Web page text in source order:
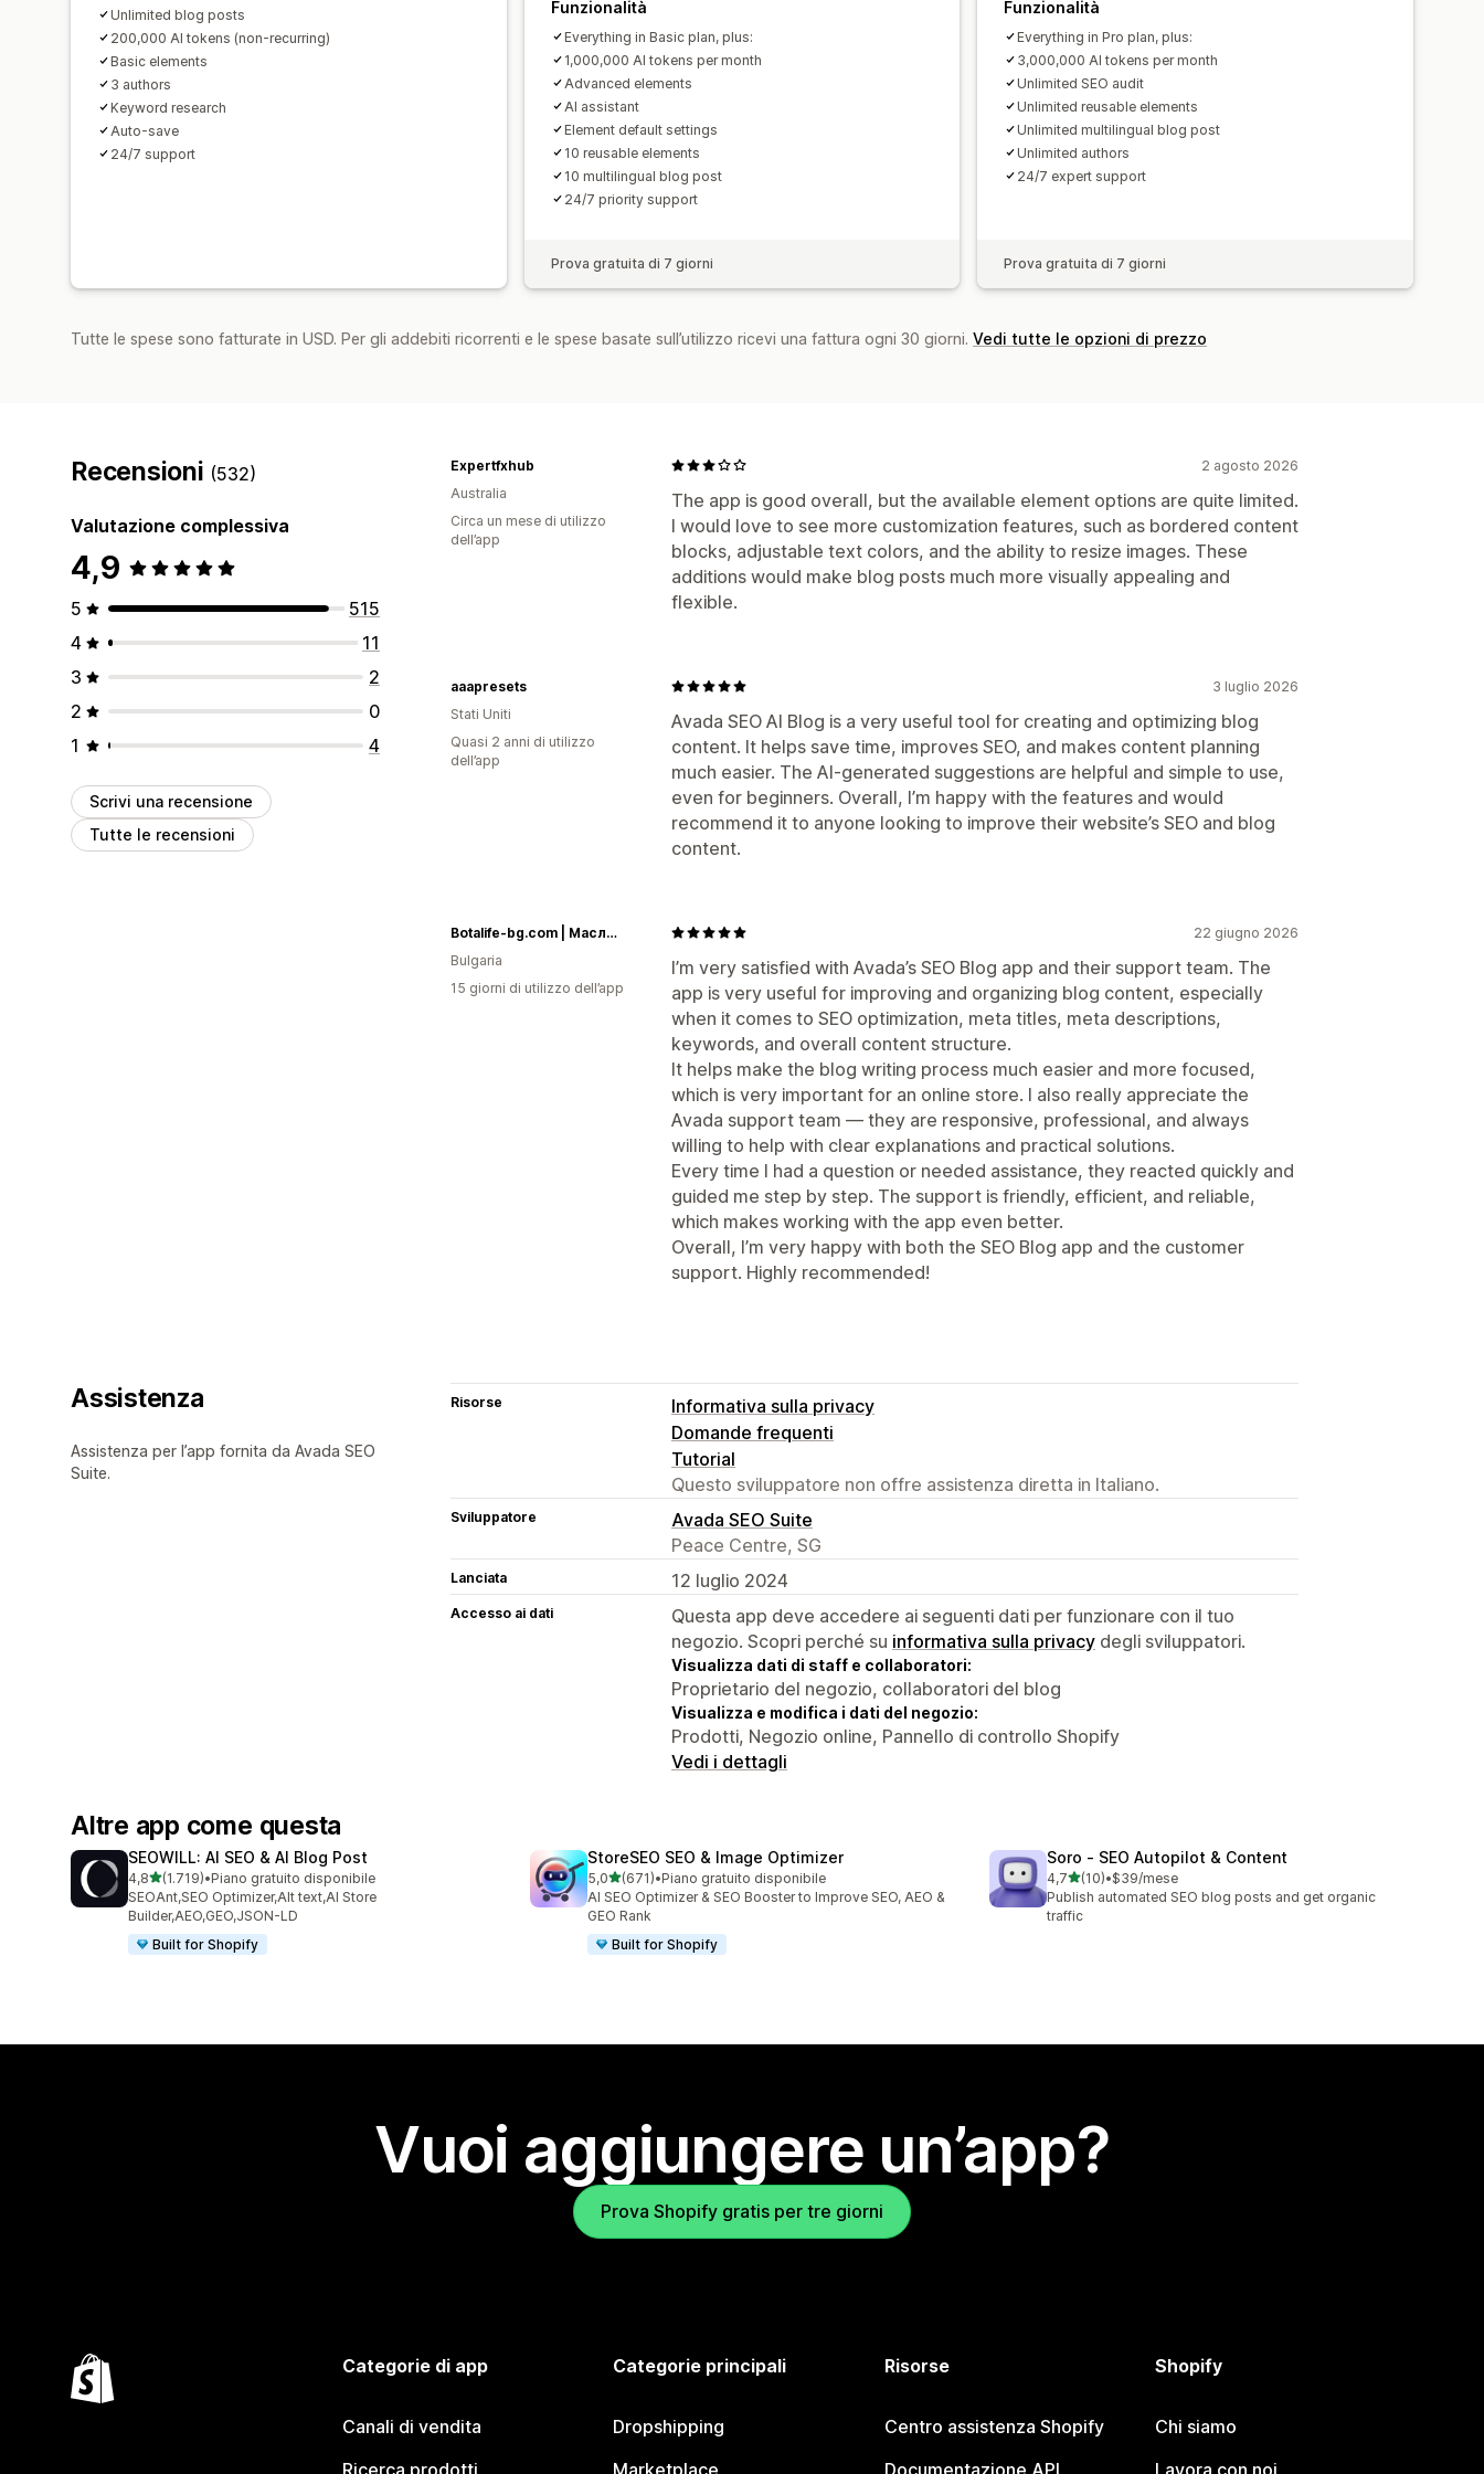
Unlimited blog posts
200,000 AI tokens (non-recurring)
Basic elements
3 authors
Keyword research
Auto-save
24/7 support
Funzionalità
Everything in Basic plan, plus:
1,000,000 AI tokens per month
Advanced elements
AI assistant
Element default settings
10 reusable elements
10 multilingual blog post
24/7 priority support
Prova gratuita di 7 giorni
Funzionalità
Everything in Pro plan, plus:
3,000,000 AI tokens per month
Unlimited SEO audit
Unlimited reusable elements
Unlimited multilingual blog post
Unlimited authors
24/7 expert support
Prova gratuita di 7 giorni
Tutte le spese sono fatturate in USD. Per gli addebiti ricorrenti e le spese basate sull’utilizzo ricevi una fattura ogni 30 giorni. Vedi tutte le opzioni di prezzo
Recensioni (532)
Valutazione complessiva
4,9
5
515
4
11
3
2
2
0
1
4
Scrivi una recensione
Tutte le recensioni
2 agosto 2026
The app is good overall, but the available element options are quite limited.
I would love to see more customization features, such as bordered content
blocks, adjustable text colors, and the ability to resize images. These
additions would make blog posts much more visually appealing and
flexible.
Expertfxhub
Australia
Circa un mese di utilizzo
dell’app
3 luglio 2026
Avada SEO AI Blog is a very useful tool for creating and optimizing blog
content. It helps save time, improves SEO, and makes content planning
much easier. The AI-generated suggestions are helpful and simple to use,
even for beginners. Overall, I’m happy with the features and would
recommend it to anyone looking to improve their website’s SEO and blog
content.
aaapresets
Stati Uniti
Quasi 2 anni di utilizzo
dell’app
22 giugno 2026
I’m very satisfied with Avada’s SEO Blog app and their support team. The
app is very useful for improving and organizing blog content, especially
when it comes to SEO optimization, meta titles, meta descriptions,
keywords, and overall content structure.
It helps make the blog writing process much easier and more focused,
which is very important for an online store. I also really appreciate the
Avada support team — they are responsive, professional, and always
willing to help with clear explanations and practical solutions.
Every time I had a question or needed assistance, they reacted quickly and
guided me step by step. The support is friendly, efficient, and reliable,
which makes working with the app even better.
Overall, I’m very happy with both the SEO Blog app and the customer
support. Highly recommended!
Botalife-bg.com | Масло от черен кимион | Терапевтични масла I Висок клас сертифицирани етерични и растителни масла
Bulgaria
15 giorni di utilizzo dell’app
Assistenza
Assistenza per l’app fornita da Avada SEO
Suite.
Risorse
Informativa sulla privacy
Domande frequenti
Tutorial
Questo sviluppatore non offre assistenza diretta in Italiano.
Sviluppatore
Avada SEO Suite
Peace Centre, SG
Lanciata 12 luglio 2024
Accesso ai dati
Questa app deve accedere ai seguenti dati per funzionare con il tuo
negozio. Scopri perché su informativa sulla privacy degli sviluppatori.
Visualizza dati di staff e collaboratori:
Proprietario del negozio, collaboratori del blog
Visualizza e modifica i dati del negozio:
Prodotti, Negozio online, Pannello di controllo Shopify
Vedi i dettagli
Altre app come questa
SEOWILL: AI SEO & AI Blog Post
4,8stelle su 5
(1.719)
1719 recensioni totali
•Piano gratuito disponibile
SEOAnt,SEO Optimizer,Alt text,AI Store
Builder,AEO,GEO,JSON-LD
Built for Shopify
StoreSEO SEO & Image Optimizer
5,0stelle su 5
(671)
671 recensioni totali
•Piano gratuito disponibile
AI SEO Optimizer & SEO Booster to Improve SEO, AEO &
GEO Rank
Built for Shopify
Soro ‑ SEO Autopilot & Content
4,7stelle su 5
(10)
10 recensioni totali
•$39/mese
Publish automated SEO blog posts and get organic
traffic
Vuoi aggiungere un’app?
Prova Shopify gratis per tre giorni
Categorie di app
Canali di vendita
Categorie principali
Dropshipping
Risorse
Centro assistenza Shopify
Shopify
Chi siamo